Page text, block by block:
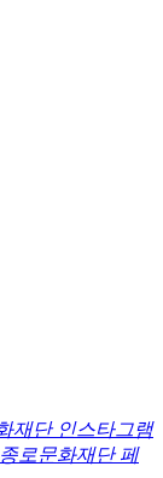
재단 인스타그램
종로문화재단 페